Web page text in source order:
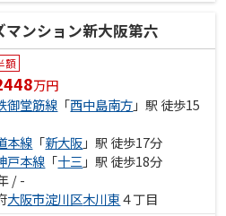
マンション新大阪第六
額
万円
御堂筋線 「西中島南方」駅 徒歩15
本線 「新大阪」駅 徒歩17分
戸本線 「十三 」駅 徒歩18分
/ -
大阪市淀川区木川東４丁目